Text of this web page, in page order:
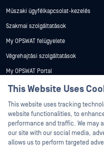
Műszaki ügyfélkapcsolat-kezelés
Szakmai szolgáltatások
My OPSWAT felügyelete
Végrehajtási szolgáltatások
My OPSWAT Portal
Műszaki dokumentáció
Képzések
Biztonsági sebezhetőségi program
Partnerek
Tanúsítvány
This Website Uses
This website uses tracking
website functionalities, to
performance and traffic. We may
our site with our social media,
allows us to perform targeted
Hey
I'm Ozzy,
How
today?